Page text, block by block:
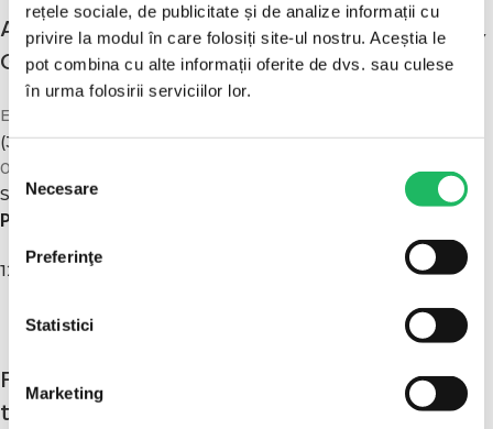
rețele sociale, de publicitate și de analize informații cu
privire la modul în care folosiți site-ul nostru. Aceștia le
pot combina cu alte informații oferite de dvs. sau culese
în urma folosirii serviciilor lor.
Selecția
consimțământului
Necesare
Preferinţe
Statistici
Marketing
Ace recoltare tip fluturasi cu adaptor luer G21,
G23
Evaluat la
(3)
0,34
Selectează opțiunile
PRODUSE ASEMANATOARE:
12 fire/cutie
Fire sutură acid poliglicolic (PGA) 0 cu ac
triunghiular 36mm